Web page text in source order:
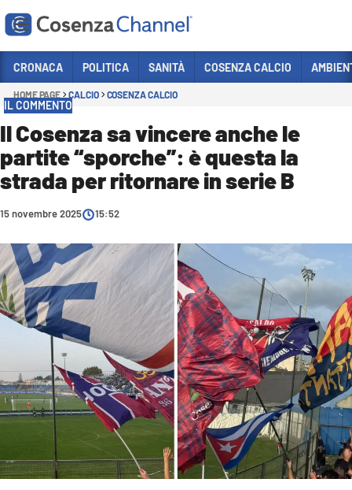
Sezioni
POLITICA
COSENZA CALCIO
ECONOMIA E LAVORO
SANITÀ
SPORT
CULTURA
AMBIENTE
Streaming
LAC TV
LAC NETWORK
LAC ONAIR
CRONACA POLITICA SANITÀ COSENZA CALCIO
HOME PAGE CALCIO COSENZA CALCIO
IL COMMENTO
Il Cosenza sa vincere anche le
partite “sporche”: è questa la
strada per ritornare in serie B
15 novembre 2025 15:52